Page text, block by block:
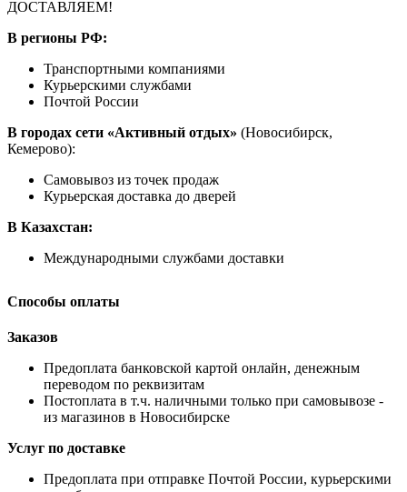
ДОСТАВЛЯЕМ!
В регионы РФ:
Транспортными компаниями
Курьерскими службами
Почтой России
В городах сети «Активный отдых» (Новосибирск,
Кемерово):
Самовывоз из точек продаж
Курьерская доставка до дверей
В Казахстан:
Международными службами доставки
Способы оплаты
Заказов
Предоплата банковской картой онлайн, денежным
переводом по реквизитам
Постоплата в т.ч. наличными только при самовывозе -
из магазинов в Новосибирске
Услуг по доставке
Предоплата при отправке Почтой России, курьерскими